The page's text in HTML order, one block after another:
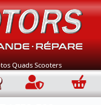
Quads Scooters
Connection